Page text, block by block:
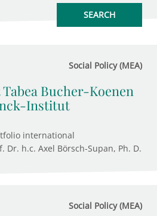
Social Policy (MEA)
Bucher-Koenen
Institut
international
Dr. h.c. Axel Börsch-Supan, Ph. D.
Social Policy (MEA)